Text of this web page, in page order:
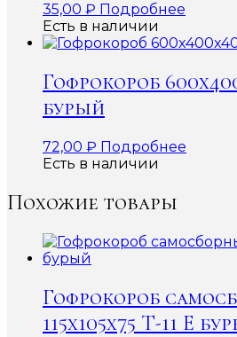
35,00 ₽ Подробнее
Есть в наличии
Гофрокороб
бурый
72,00 ₽ Подробнее
Есть в наличии
Похожие товары
Гофрокороб
115х105х75 Т-11 Е